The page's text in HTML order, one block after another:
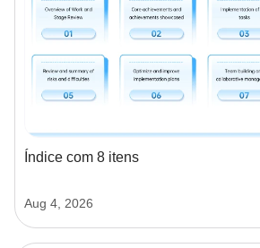
Índice com 8 itens
Aug 4, 2026